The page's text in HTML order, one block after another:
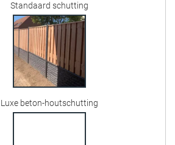
Standaard schutting
Luxe beton-houtschutting